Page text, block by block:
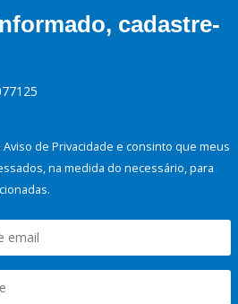
cadastre-
de Privacidade e consinto que meus
na medida do necessário, para